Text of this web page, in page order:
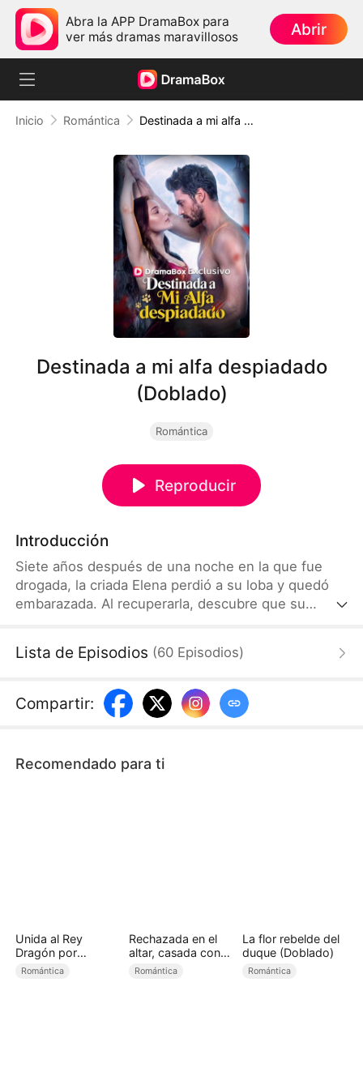
Abra la APP DramaBox para
ver más dramas maravillosos
Abrir
Inicio Romántica Destinada a mi alfa despiadado (Doblado)
Destinada a mi alfa despiadado
(Doblado)
Romántica
Reproducir
Introducción
Siete años después de una noche en la que fue
drogada, la criada Elena perdió a su loba y quedó
embarazada. Al recuperarla, descubre que su
Elena pronto descubre la verdad: Hugo no es un
verdadero padre biológico de su hijo Lucas—una
redención perfecta regalada por la Diosa de la
Lista de Episodios (60 Episodios)
Compartir:
Recomendado para ti
Unida al Rey
Dragón por
accidente
Romántica
Rechazada en el
altar, casada con
un millonario
Romántica
La flor rebelde del
duque (Doblado)
Romántica